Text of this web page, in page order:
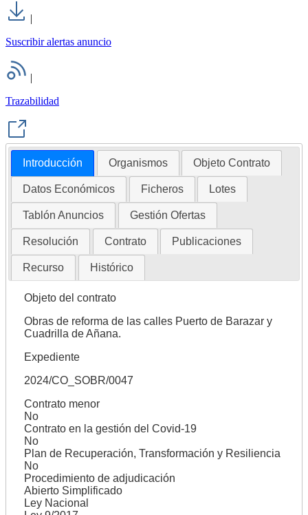
|
Suscribir alertas anuncio
|
Trazabilidad
Introducción Organismos Objeto Contrato
Datos Económicos Ficheros Lotes
Tablón Anuncios Gestión Ofertas
Resolución Contrato Publicaciones
Recurso Histórico
Objeto del contrato
Obras de reforma de las calles Puerto de Barazar y
Cuadrilla de Añana.
Expediente
2024/CO_SOBR/0047
Contrato menor
No
Contrato en la gestión del Covid-19
No
Plan de Recuperación, Transformación y Resiliencia
No
Procedimiento de adjudicación
Abierto Simplificado
Ley Nacional